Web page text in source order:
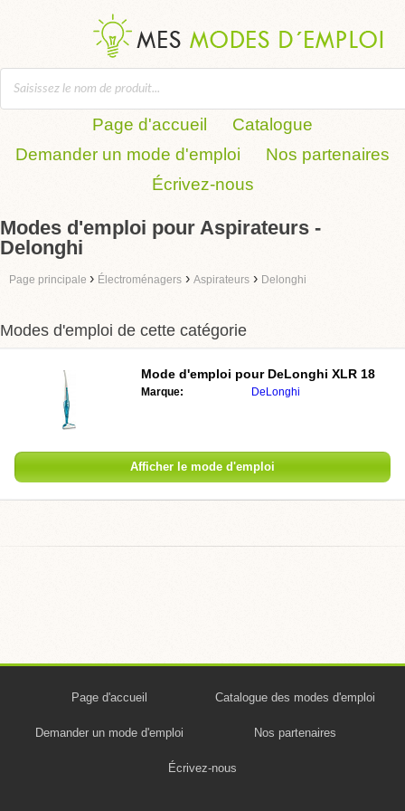
Page d'accueil
Catalogue
Demander un mode d'emploi
Nos partenaires
Écrivez-nous
Modes d'emploi pour Aspirateurs -
Delonghi
Page principale › Électroménagers › Aspirateurs › Delonghi
Modes d'emploi de cette catégorie
Mode d'emploi pour DeLonghi XLR 18
Marque: DeLonghi
Afficher le mode d'emploi
Page d'accueil Catalogue des modes d'emploi
Demander un mode d'emploi Nos partenaires
Écrivez-nous